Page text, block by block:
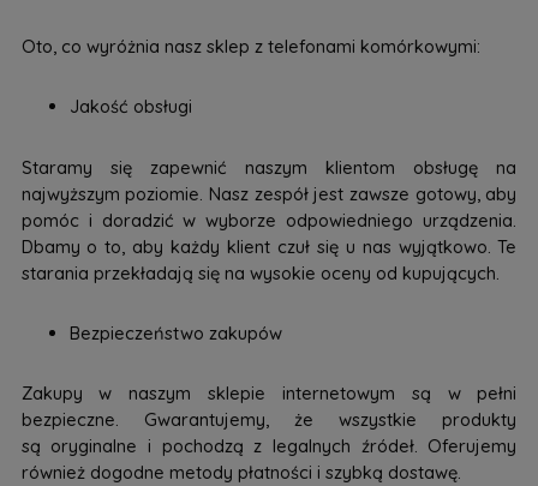
Oto, co wyróżnia nasz sklep z telefonami komórkowymi:
Jakość obsługi
Staramy się zapewnić naszym klientom obsługę na
najwyższym poziomie. Nasz zespół jest zawsze gotowy, aby
pomóc i doradzić w wyborze odpowiedniego urządzenia.
Dbamy o to, aby każdy klient czuł się u nas wyjątkowo. Te
starania przekładają się na wysokie oceny od kupujących.
Bezpieczeństwo zakupów
Zakupy w naszym sklepie internetowym są w pełni
bezpieczne. Gwarantujemy, że wszystkie produkty
są oryginalne i pochodzą z legalnych źródeł. Oferujemy
również dogodne metody płatności i szybką dostawę.